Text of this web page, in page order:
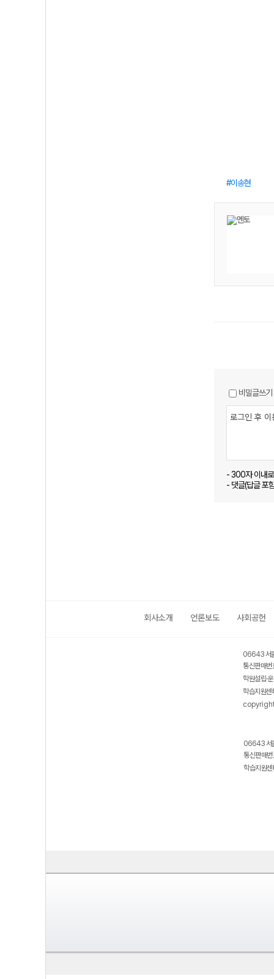
이송현
비밀글쓰기
- 300자 이내
- 댓글(답글 포
회사소개 언론보도 사회공헌
06643 서
통신판매
학원설립·
학습지원
06643 서
통신판매
학습지원